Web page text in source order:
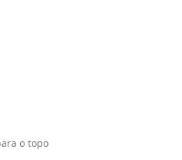
o topo